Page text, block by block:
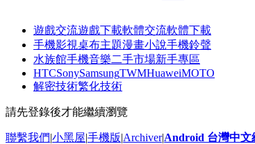
遊戲交流遊戲下載軟體交流軟體下載
手機影視桌布主題漫畫小說手機鈴聲
水族館手機音樂二手市場新手專區
HTCSonySamsungTWMHuaweiMOTO
解密技術繁化技術
請先登錄後才能繼續瀏覽
聯繫我們|小黑屋|手機版|Archiver|Android 台灣中文